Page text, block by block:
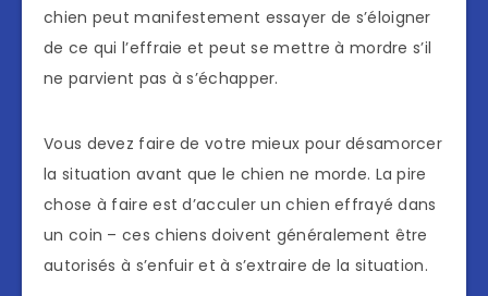
chien peut manifestement essayer de s’éloigner
de ce qui l’effraie et peut se mettre à mordre s’il
ne parvient pas à s’échapper.
Vous devez faire de votre mieux pour désamorcer
la situation avant que le chien ne morde. La pire
chose à faire est d’acculer un chien effrayé dans
un coin – ces chiens doivent généralement être
autorisés à s’enfuir et à s’extraire de la situation.